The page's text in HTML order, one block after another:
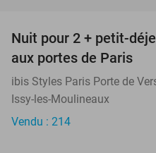
Nuit pour 2 + petit-
aux portes de Paris
ibis Styles Paris Porte de
Issy-les-Moulineaux
Vendu : 214